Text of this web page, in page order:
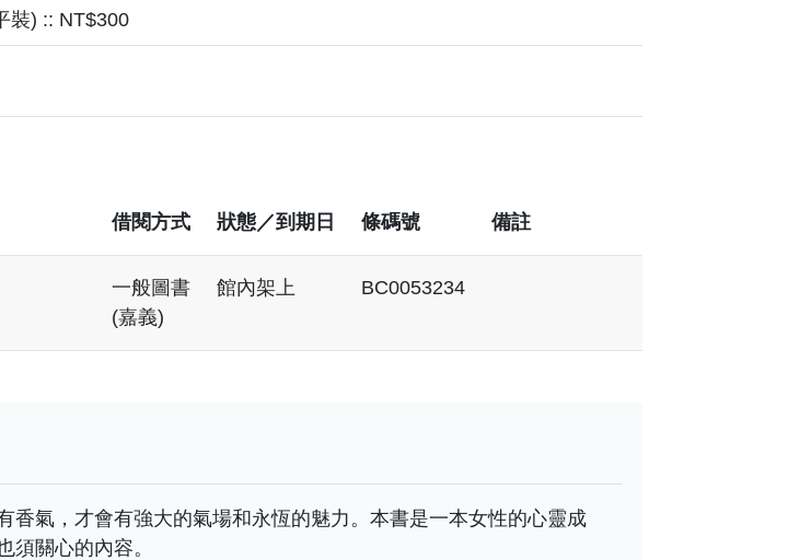
裝) :: NT$300
借閱方式 狀態／到期日 條碼號 備註
一般圖書
(嘉義)
館內架上 BC0053234
氣，才會有強大的氣場和永恆的魅力。本書是一本女性的心靈成
關心的內容。